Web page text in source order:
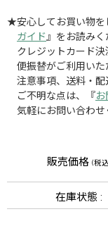
★安心してお買い物を
ガイド 』をお読みく
クレジットカード
便振替がご利用いた
注意事項、送料・配
ご不明な点は、『
気軽にお問い合わせ
販売価格 (税
在庫状態 :